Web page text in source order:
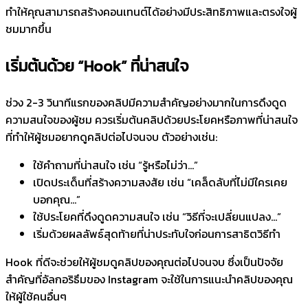
ทำให้คุณสามารถสร้างคอนเทนต์ได้อย่างมีประสิทธิภาพและตรงใจผู้
ชมมากขึ้น
เริ่มต้นด้วย “Hook” ที่น่าสนใจ
ช่วง 2-3 วินาทีแรกของคลิปมีความสำคัญอย่างมากในการดึงดูด
ความสนใจของผู้ชม ควรเริ่มต้นคลิปด้วยประโยคหรือภาพที่น่าสนใจ
ที่ทำให้ผู้ชมอยากดูคลิปต่อไปจนจบ ตัวอย่างเช่น:
ใช้คำถามที่น่าสนใจ เช่น “รู้หรือไม่ว่า…”
เปิดประเด็นที่สร้างความสงสัย เช่น “เคล็ดลับที่ไม่มีใครเคย
บอกคุณ…”
ใช้ประโยคที่ดึงดูดความสนใจ เช่น “วิธีที่จะเปลี่ยนแปลง…”
เริ่มด้วยผลลัพธ์สุดท้ายที่น่าประทับใจก่อนการสาธิตวิธีทำ
Hook ที่ดีจะช่วยให้ผู้ชมดูคลิปของคุณต่อไปจนจบ ซึ่งเป็นปัจจัย
สำคัญที่อัลกอริธึมของ Instagram จะใช้ในการแนะนำคลิปของคุณ
ให้ผู้ใช้คนอื่นๆ